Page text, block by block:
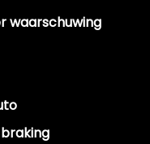
waarschuwing